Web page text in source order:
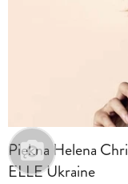
Piękna Helena
ELLE Ukraine